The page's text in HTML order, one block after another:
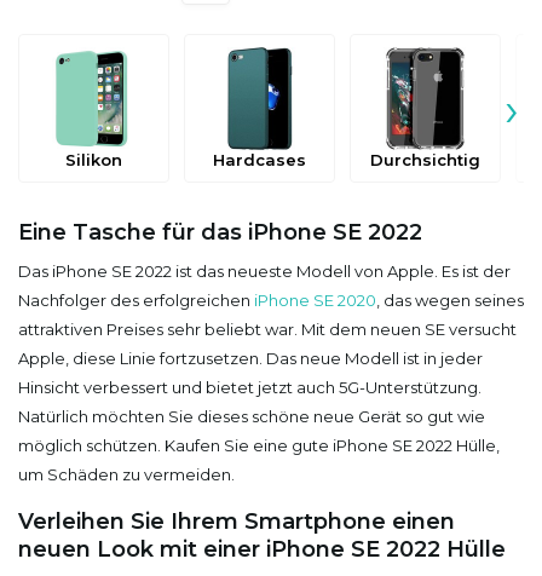
Silikon Hardcases Durchsichtig
›
Eine Tasche für das iPhone SE 2022
Das iPhone SE 2022 ist das neueste Modell von Apple. Es ist der
Nachfolger des erfolgreichen iPhone SE 2020 , das wegen seines
attraktiven Preises sehr beliebt war. Mit dem neuen SE versucht
Apple, diese Linie fortzusetzen. Das neue Modell ist in jeder
Hinsicht verbessert und bietet jetzt auch 5G-Unterstützung.
Natürlich möchten Sie dieses schöne neue Gerät so gut wie
möglich schützen. Kaufen Sie eine gute iPhone SE 2022 Hülle,
um Schäden zu vermeiden.
Verleihen Sie Ihrem Smartphone einen
neuen Look mit einer iPhone SE 2022 Hülle